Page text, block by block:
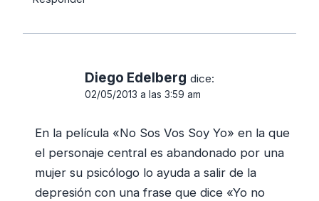
Diego Edelberg dice:
02/05/2013 a las 3:59 am
En la película «No Sos Vos Soy Yo» en la que
el personaje central es abandonado por una
mujer su psicólogo lo ayuda a salir de la
depresión con una frase que dice «Yo no